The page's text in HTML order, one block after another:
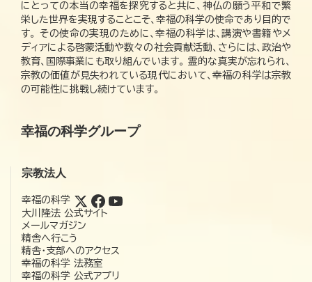
にとっての本当の幸福を探究すると共に、神仏の願う平和で繁
栄した世界を実現することこそ、幸福の科学の使命であり目的で
す。 その使命の実現のために、幸福の科学は、講演や書籍やメ
ディアによる啓蒙活動や数々の社会貢献活動、さらには、政治や
教育、国際事業にも取り組んでいます。 霊的な真実が忘れられ、
宗教の価値が見失われている現代において、幸福の科学は宗教
の可能性に挑戦し続けています。
幸福の科学グループ
宗教法人
幸福の科学
大川隆法 公式サイト
メールマガジン
精舎へ行こう
精舎・支部へのアクセス
幸福の科学 法務室
幸福の科学 公式アプリ